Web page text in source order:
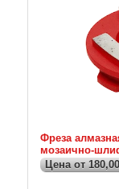
Фреза
мозаично-
Цена от